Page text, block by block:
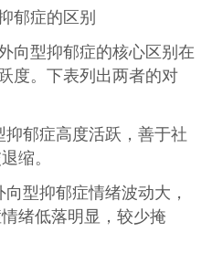
郁症的区别
向型抑郁症的核心区别在
度。下表列出两者的对
郁症高度活跃，善于社
缩。
型抑郁症情绪波动大，
绪低落明显，较少掩